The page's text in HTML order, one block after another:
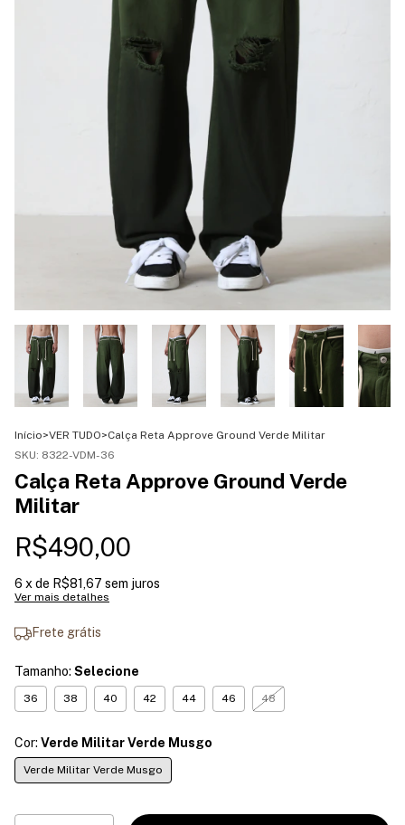
Início>VER TUDO>Calça Reta Approve Ground Verde Militar
SKU: 8322-VDM-36
Calça Reta Approve Ground Verde
Militar
R$490,00
6 x de R$81,67 sem juros
Ver mais detalhes
Frete grátis
Tamanho: Selecione
36 38 40 42 44 46 48
Cor: Verde Militar Verde Musgo
Verde Militar Verde Musgo